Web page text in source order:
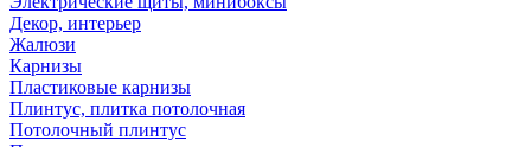
Декор, интерьер
Жалюзи
Карнизы
Пластиковые карнизы
Плинтус, плитка потолочная
Потолочный плинтус